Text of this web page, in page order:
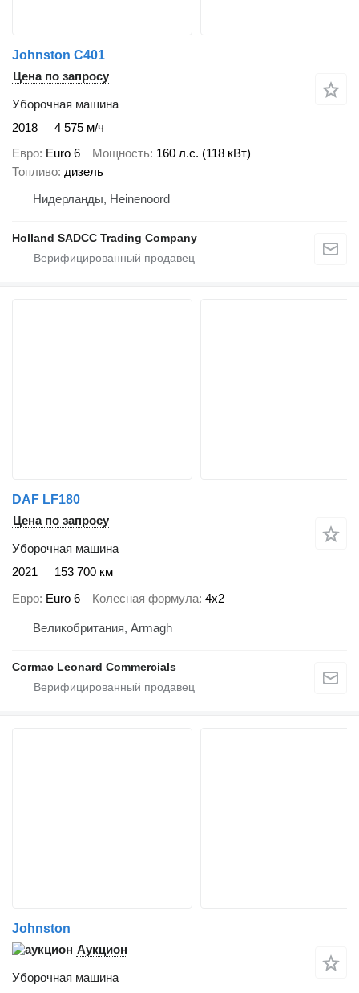
Johnston C401
Цена по запросу
Уборочная машина
2018
4 575 м/ч
Евро Euro 6 Мощность 160 л.с. (118 кВт)
Топливо дизель
Нидерланды, Heinenoord
Holland SADCC Trading Company
DAF LF180
Цена по запросу
Уборочная машина
2021
153 700 км
Евро Euro 6 Колесная формула 4x2
Великобритания, Armagh
Cormac Leonard Commercials
Johnston
Аукцион
Уборочная машина